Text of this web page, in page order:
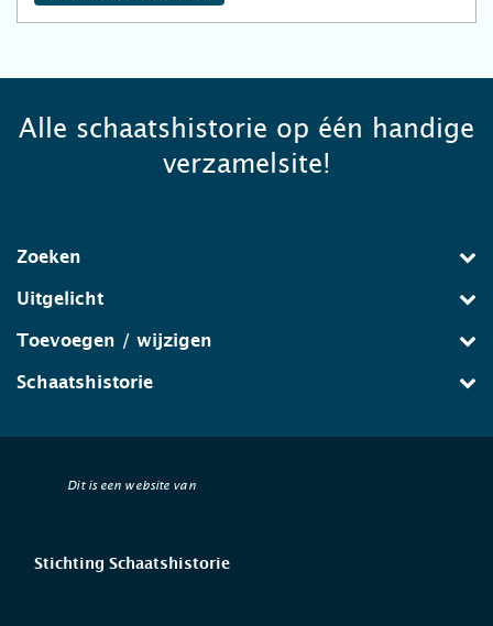
Alle schaatshistorie op één handige
verzamelsite!
Zoeken
Uitgelicht
Toevoegen / wijzigen
Schaatshistorie
Dit is een website van
Stichting Schaatshistorie